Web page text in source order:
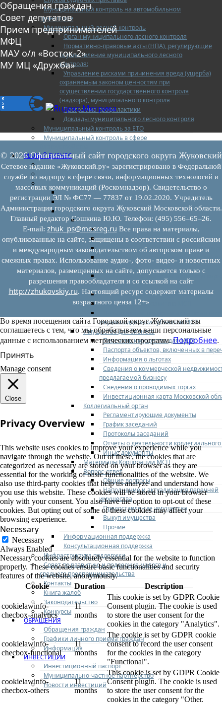
Муниципальный контроль на автомобильном
транспорте
Муниципальный лесной контроль
Орган муниципального лесного контроля
Нормативно-правовые акты (НПА), регулирующие
осуществление муниципального лесного
контроля:
Управление рисками причинения вреда (ущерба)
охраняемым законом ценностям при
осуществлении государственного контроля
(надзора), муниципального контроля
Программа профилактики
Доклады муниципального лесного контроля
Муниципальный контроль за ЕТО
Муниципальный контроль в сфере
МАЛЫЙ БИЗНЕС
Прием предпринимателей
Новости МСП
Поддержка МСП
Поддержка МСП
Финансовая поддержка
Имущественная поддержка
Нормативно-правовые акты
Федеральное законодательство
Региональное законодательство
Порядок формирования и ведения
Порядок предоставления имущества из
перечней
Нормативные правовые акты по
перечней
Административные регламенты
Программы по развитию МСП
мерам поддержки субъектов МСП
Имущество для бизнеса
Перечень имущества для МСП
Паспорта объектов, включенных в
Информация о льготах
Сведения о коммерческой
предлагаемой бизнесу
Сведения о проводимых торгах
Инвестиционная карта Московской
Коллегиальный орган
Регламентирующие документы
График заседаний
Протоколы заседаний
Отчеты о деятельности
Иные документы
Материалы Корпорации МСП
Вопрос-ответ
Общие вопросы
Наполнение и актуализация перечней
имущества
Предоставление имущества
Выкуп имущества
Прочие
Информационная поддержка
Консультационная поддержка
Инфраструктура поддержки
Совет по развитию и поддержке малого и
среднего предпринимательства
Контакты
Книга жалоб
Законодательство
Конкурсы
ОБРАЩЕНИЯ
Обращения граждан
Графики личного приема граждан
Информация
ИНВЕСТИЦИИ
Инвестиционный паспорт
Муниципально-частное партнерство
Новости инвестиций
Обращения граждан
Совет депутатов
Прием предпринимателей
МФЦ
МАУ о/л «Восток-2»
МУ МЦ «Дружба»
© 2026 Официальный сайт городского округа Жуковский
Сетевое издание «Жуковский.ру» зарегистрировано в Федеральной
службе по надзору в сфере связи, информационных технологий и
массовых коммуникаций (Роскомнадзор). Свидетельство о
регистрации ЭЛ № ФС77 — 77837 от 19.02.2020. Учредитель
Администрация городского округа Жуковский Московской области.
Главный редактор Сошкина Ю.Ю. Телефон: (495) 556–65–26.
E‑mail: zhuk_ps@mosreg.ru Все права на материалы,
опубликованные на сайте, защищены в соответствии с российским
и международным законодательством об авторском праве и
смежных правах. Использование аудио-, фото- видео- и новостных
материалов, размещенных на сайте, допускается только с
разрешения правообладателя и со ссылкой на сайт
http://zhukovskiy.ru. Настоящий ресурс содержит материалы
возрастного ценза 12+»
Во время посещения сайта Городской округ Жуковский вы
соглашаетесь с тем, что мы обрабатываем ваши персональные
данные с использованием метрических программ.Подробнее.
Принять
Manage consent
Close
Privacy Overview
This website uses cookies to improve your experience while you
navigate through the website. Out of these, the cookies that are
categorized as necessary are stored on your browser as they are
essential for the working of basic functionalities of the website. We
also use third-party cookies that help us analyze and understand how
you use this website. These cookies will be stored in your browser
only with your consent. You also have the option to opt-out of these
cookies. But opting out of some of these cookies may affect your
browsing experience.
Necessary
Necessary
Always Enabled
Necessary cookies are absolutely essential for the website to function
properly. These cookies ensure basic functionalities and security
features of the website, anonymously.
Cookie
Duration Description
cookielawinfo-
checbox-analytics
11
months
This cookie is set by GDPR Cookie
Consent plugin. The cookie is used
to store the user consent for the
cookies in the category "Analytics".
cookielawinfo-
checbox-functional
11
months
The cookie is set by GDPR cookie
consent to record the user consent
for the cookies in the category
"Functional".
cookielawinfo-
checbox-others
11
months
This cookie is set by GDPR Cookie
Consent plugin. The cookie is used
to store the user consent for the
cookies in the category "Other.